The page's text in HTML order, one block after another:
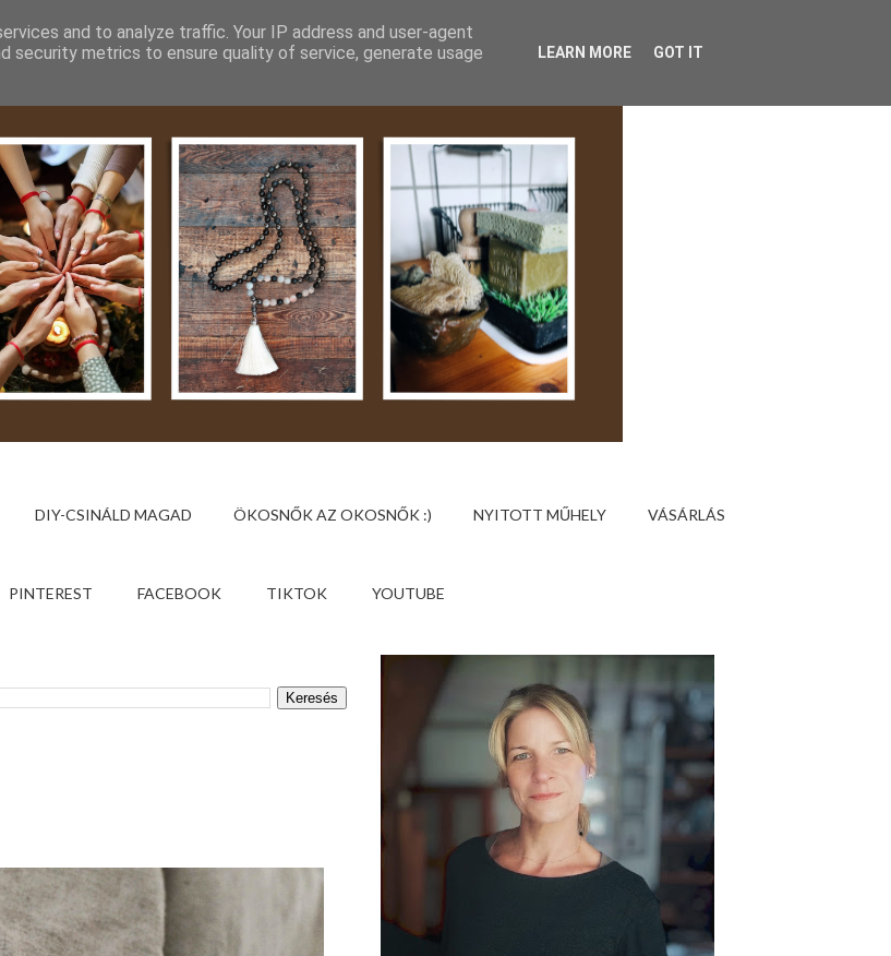
DIY-CSINÁLD MAGAD ÖKOSNŐK AZ OKOSNŐK :) NYITOTT MŰHELY VÁSÁRLÁS
PINTEREST FACEBOOK TIKTOK YOUTUBE
and to analyze traffic. Your IP address and user-agent
security metrics to ensure quality of service, generate usage
LEARN MORE GOT IT